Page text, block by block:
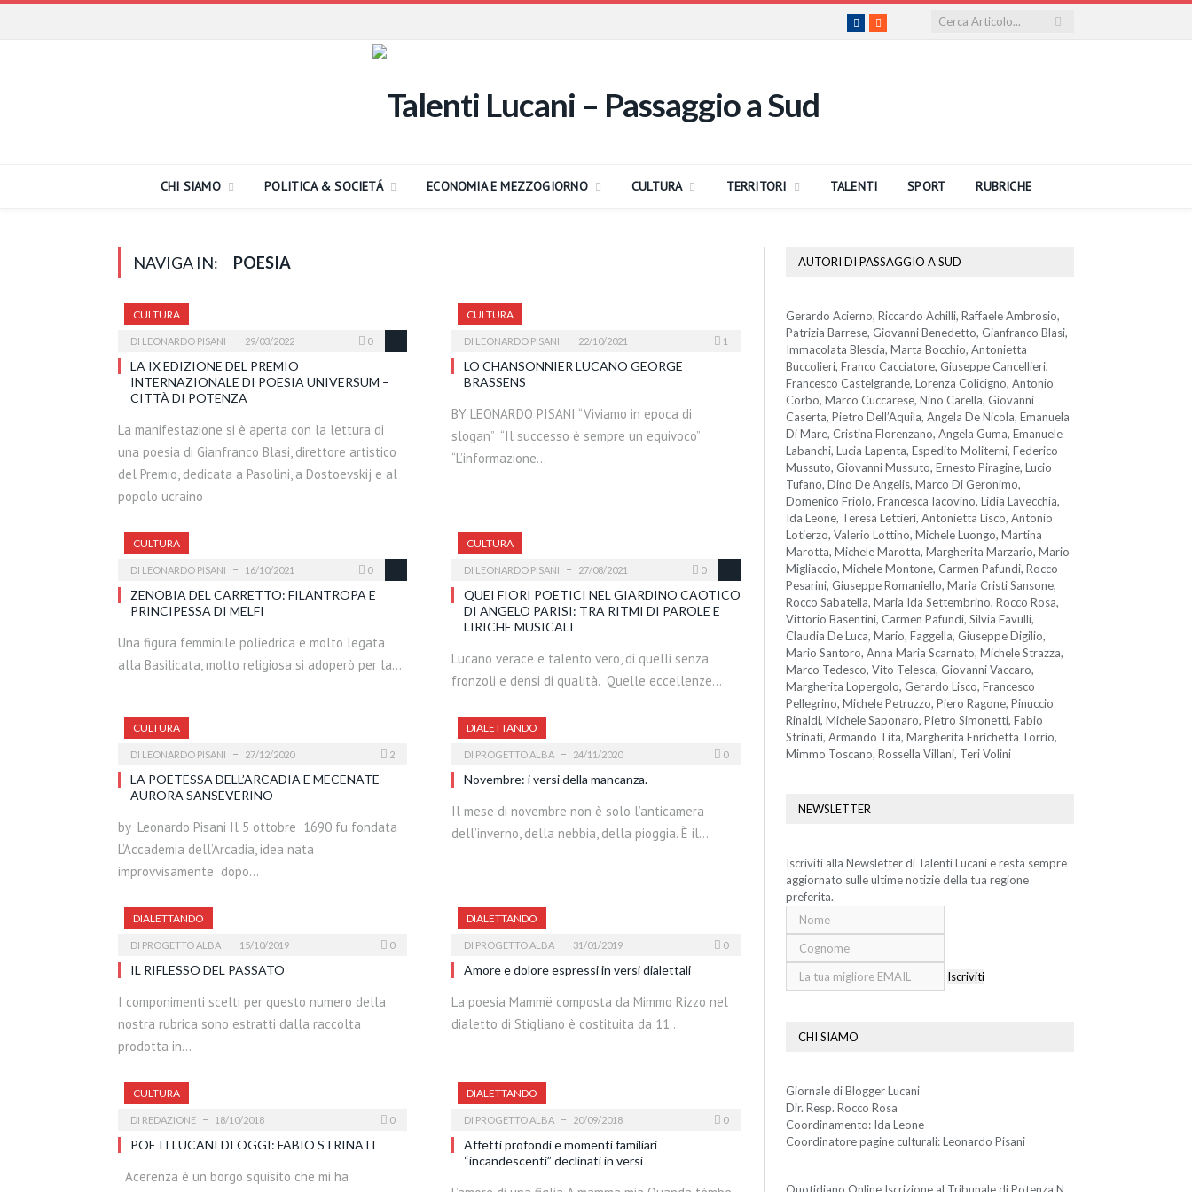
Facebook
RSS
CHI SIAMO POLITICA & SOCIETÁ ECONOMIA E MEZZOGIORNO CULTURA TERRITORI TALENTI SPORT RUBRICHE
NAVIGA IN: POESIA
CULTURA
DI LEONARDO PISANI 29/03/2022 0
LA IX EDIZIONE DEL PREMIO
INTERNAZIONALE DI POESIA UNIVERSUM –
CITTÀ DI POTENZA
La manifestazione si è aperta con la lettura di
una poesia di Gianfranco Blasi, direttore artistico
del Premio, dedicata a Pasolini, a Dostoevskij e al
popolo ucraino
CULTURA
DI LEONARDO PISANI 22/10/2021 1
LO CHANSONNIER LUCANO GEORGE
BRASSENS
BY LEONARDO PISANI “Viviamo in epoca di
slogan” “Il successo è sempre un equivoco”
“L’informazione…
CULTURA
DI LEONARDO PISANI 16/10/2021 0
ZENOBIA DEL CARRETTO: FILANTROPA E
PRINCIPESSA DI MELFI
Una figura femminile poliedrica e molto legata
alla Basilicata, molto religiosa si adoperò per la…
CULTURA
DI LEONARDO PISANI 27/08/2021 0
QUEI FIORI POETICI NEL GIARDINO CAOTICO
DI ANGELO PARISI: TRA RITMI DI PAROLE E
LIRICHE MUSICALI
Lucano verace e talento vero, di quelli senza
fronzoli e densi di qualità. Quelle eccellenze…
CULTURA
DI LEONARDO PISANI 27/12/2020 2
LA POETESSA DELL’ARCADIA E MECENATE
AURORA SANSEVERINO
by Leonardo Pisani Il 5 ottobre 1690 fu fondata
L’Accademia dell’Arcadia, idea nata
improvvisamente dopo…
DIALETTANDO
DI PROGETTO ALBA 24/11/2020 0
Novembre: i versi della mancanza.
Il mese di novembre non è solo l’anticamera
dell’inverno, della nebbia, della pioggia. È il…
DIALETTANDO
DI PROGETTO ALBA 15/10/2019 0
IL RIFLESSO DEL PASSATO
I componimenti scelti per questo numero della
nostra rubrica sono estratti dalla raccolta
prodotta in…
DIALETTANDO
DI PROGETTO ALBA 31/01/2019 0
Amore e dolore espressi in versi dialettali
La poesia Mammë composta da Mimmo Rizzo nel
dialetto di Stigliano è costituita da 11…
CULTURA
DI REDAZIONE 18/10/2018 0
POETI LUCANI DI OGGI: FABIO STRINATI
Acerenza è un borgo squisito che mi ha
DIALETTANDO
DI PROGETTO ALBA 20/09/2018 0
Affetti profondi e momenti familiari
“incandescenti” declinati in versi
AUTORI DI PASSAGGIO A SUD
Gerardo Acierno, Riccardo Achilli, Raffaele Ambrosio,
Patrizia Barrese, Giovanni Benedetto, Gianfranco Blasi,
Immacolata Blescia, Marta Bocchio, Antonietta
Buccolieri, Franco Cacciatore, Giuseppe Cancellieri,
Francesco Castelgrande, Lorenza Colicigno, Antonio
Corbo, Marco Cuccarese, Nino Carella, Giovanni
Caserta, Pietro Dell’Aquila, Angela De Nicola, Emanuela
Di Mare, Cristina Florenzano, Angela Guma, Emanuele
Labanchi, Lucia Lapenta, Espedito Moliterni, Federico
Mussuto, Giovanni Mussuto, Ernesto Piragine, Lucio
Tufano, Dino De Angelis, Marco Di Geronimo,
Domenico Friolo, Francesca Iacovino, Lidia Lavecchia,
Ida Leone, Teresa Lettieri, Antonietta Lisco, Antonio
Lotierzo, Valerio Lottino, Michele Luongo, Martina
Marotta, Michele Marotta, Margherita Marzario, Mario
Migliaccio, Michele Montone, Carmen Pafundi, Rocco
Pesarini, Giuseppe Romaniello, Maria Cristi Sansone,
Rocco Sabatella, Maria Ida Settembrino, Rocco Rosa,
Vittorio Basentini, Carmen Pafundi, Silvia Favulli,
Claudia De Luca, Mario, Faggella, Giuseppe Digilio,
Mario Santoro, Anna Maria Scarnato, Michele Strazza,
Marco Tedesco, Vito Telesca, Giovanni Vaccaro,
Margherita Lopergolo, Gerardo Lisco, Francesco
Pellegrino, Michele Petruzzo, Piero Ragone, Pinuccio
Rinaldi, Michele Saponaro, Pietro Simonetti, Fabio
Strinati, Armando Tita, Margherita Enrichetta Torrio,
Mimmo Toscano, Rossella Villani, Teri Volini
NEWSLETTER
Iscriviti alla Newsletter di Talenti Lucani e resta sempre
aggiornato sulle ultime notizie della tua regione
preferita.
Iscriviti
CHI SIAMO
Giornale di Blogger Lucani
Dir. Resp. Rocco Rosa
Coordinamento: Ida Leone
Coordinatore pagine culturali: Leonardo Pisani